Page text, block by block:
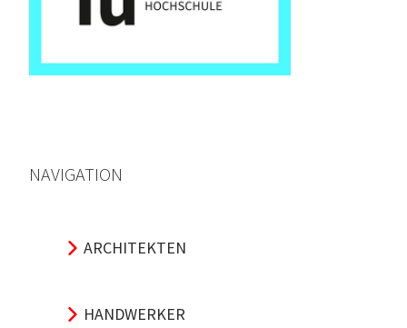
NAVIGATION
ARCHITEKTEN
HANDWERKER